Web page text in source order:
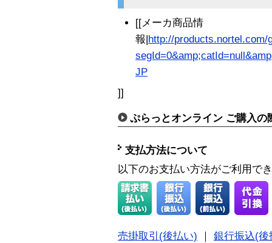
[[メーカ商品情
報|http://products.nortel.com/
JP
]]
ぷらっとオンライン ご購入の
支払方法について
以下のお支払い方法がご利用で
売掛取引(後払い) ｜ 銀行振込(後